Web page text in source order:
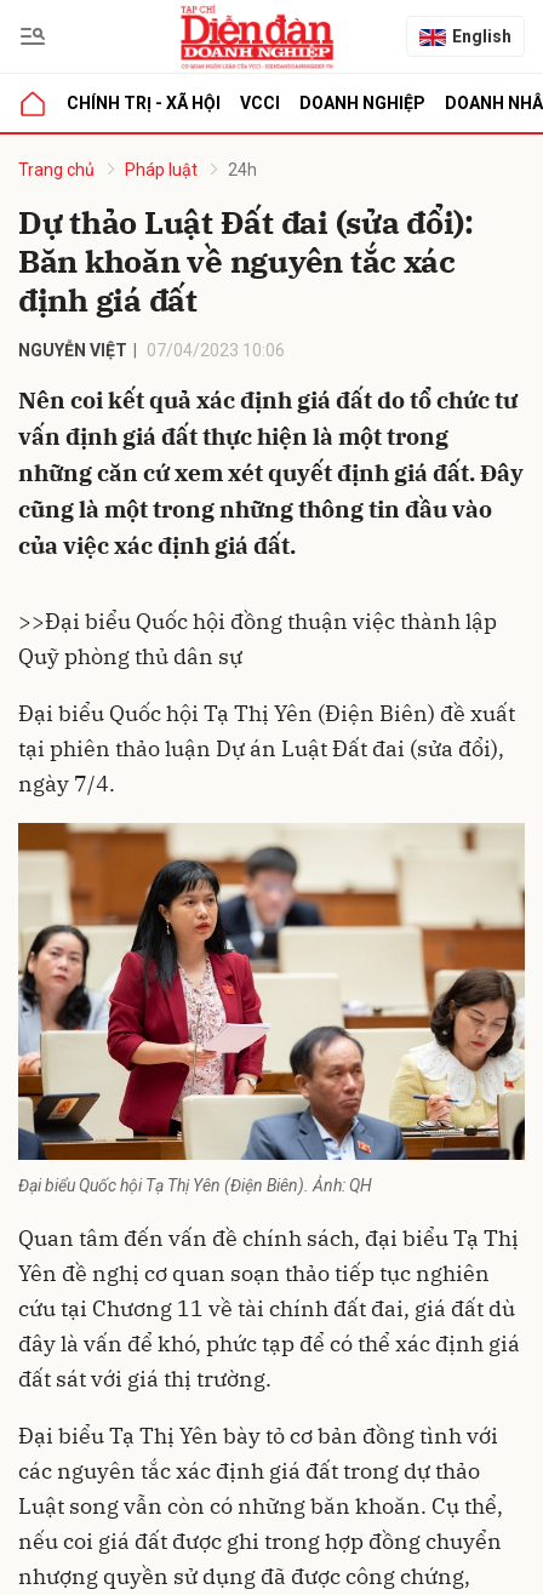
English
CHÍNH TRỊ - XÃ HỘI VCCI DOANH NGHIỆP DOANH
Trang chủ Pháp luật 24h
Dự thảo Luật Đất đai (sửa đổi):
Băn khoăn về nguyên tắc xác
định giá đất
NGUYỄN VIỆT 07/04/2023 10:06
Nên coi kết quả xác định giá đất do tổ chức tư
vấn định giá đất thực hiện là một trong
những căn cứ xem xét quyết định giá đất. Đây
cũng là một trong những thông tin đầu vào
của việc xác định giá đất.
>>Đại biểu Quốc hội đồng thuận việc thành lập
Quỹ phòng thủ dân sự
Đại biểu Quốc hội Tạ Thị Yên (Điện Biên) đề xuất
tại phiên thảo luận Dự án Luật Đất đai (sửa đổi),
ngày 7/4.
Đại biểu Quốc hội Tạ Thị Yên (Điện Biên). Ảnh: QH
Quan tâm đến vấn đề chính sách, đại biểu Tạ Thị
Yên đề nghị cơ quan soạn thảo tiếp tục nghiên
cứu tại Chương 11 về tài chính đất đai, giá đất dù
đây là vấn để khó, phức tạp để có thể xác định giá
đất sát với giá thị trường.
Đại biểu Tạ Thị Yên bày tỏ cơ bản đồng tình với
các nguyên tắc xác định giá đất trong dự thảo
Luật song vẫn còn có những băn khoăn. Cụ thể,
nếu coi giá đất được ghi trong hợp đồng chuyển
nhượng quyền sử dụng đã được công chứng,
luận
Hủy